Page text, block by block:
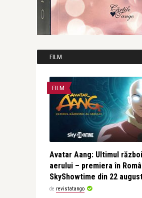
FILM
FILM
Avatar Aang: Ultimul
aerului – premiera în
SkyShowtime din 22
de revistatango